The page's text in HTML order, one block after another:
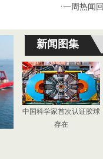
·一周热闻
新闻图集
中国科学家首次认证胶球
存在